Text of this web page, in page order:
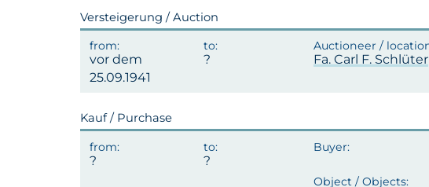
Versteigerung / Auction
vor dem
25.09.1941
Fa. Carl F. Schlüter
Kauf / Purchase